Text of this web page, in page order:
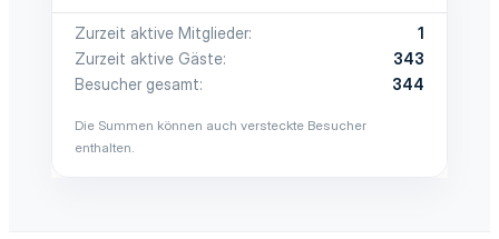
Zurzeit aktive Mitglieder
1
Zurzeit aktive Gäste
343
Besucher gesamt
344
Die Summen können auch versteckte Besucher
enthalten.